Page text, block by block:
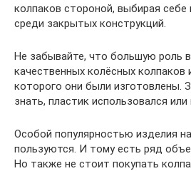
колпаков стороной, выбирая
среди закрытых конструкций.
Не забывайте, что большую роль
качественных колёсных колпаков
которого они были изготовлены.
знать, пластик использовался или
Особой популярностью изделия
пользуются. И тому есть ряд
Но также не стоит покупать